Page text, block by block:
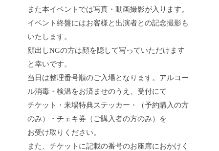
また本イベントでは写真・動画撮影が入ります。
イベント終盤にはお客様と出演者との記念撮影も
いたします。
顔出しNGの方は顔を隠して写っていただけます
と幸いです。
当日は整理番号順のご入場となります。アルコー
ル消毒・検温をお済ませのうえ、受付にて
チケット・来場特典ステッカー・（予約購入の方
のみ）・チェキ券（ご購入者の方のみ）を
お受け取りください。
また、チケットに記載の番号のお座席におかけく